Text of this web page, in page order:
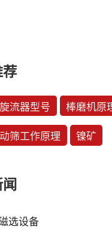
旋流器型号
棒磨机原
筛工作原理 镍矿
选设备